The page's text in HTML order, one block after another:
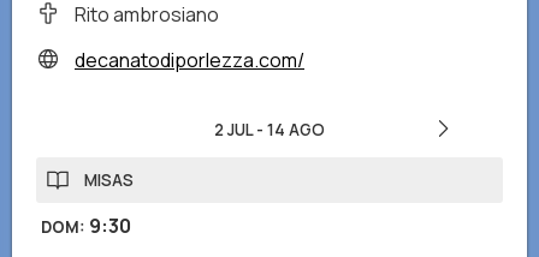
Rito ambrosiano
decanatodiporlezza.com/
2 JUL- 14 AGO
MISAS
DOM: 9:30